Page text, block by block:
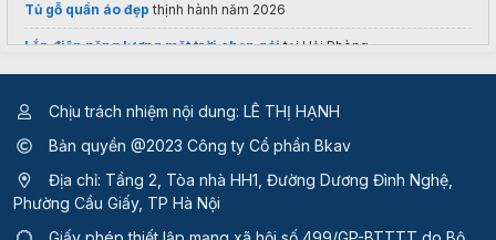
Tủ gỗ quần áo đẹp thịnh hành năm 2026
Lắp điện năng lượng mặt trời chọn góitại Hải Phòng
Bàn ghế textileneNội Thất Logic
Cung cấpMáy quét 3DGiá tốt
Ống gió công nghiệp Tổng Kho Quạt Điện
điều hòa lg 12000
Chịu trách nhiệm nội dung: LÊ THỊ HẠNH
Bản quyền @2023 Công ty Cổ phần Bkav
Địa chỉ: Tầng 2, Tòa nhà HH1, Đường Dương Đình Nghệ,
Phường Cầu Giấy, TP Hà Nội